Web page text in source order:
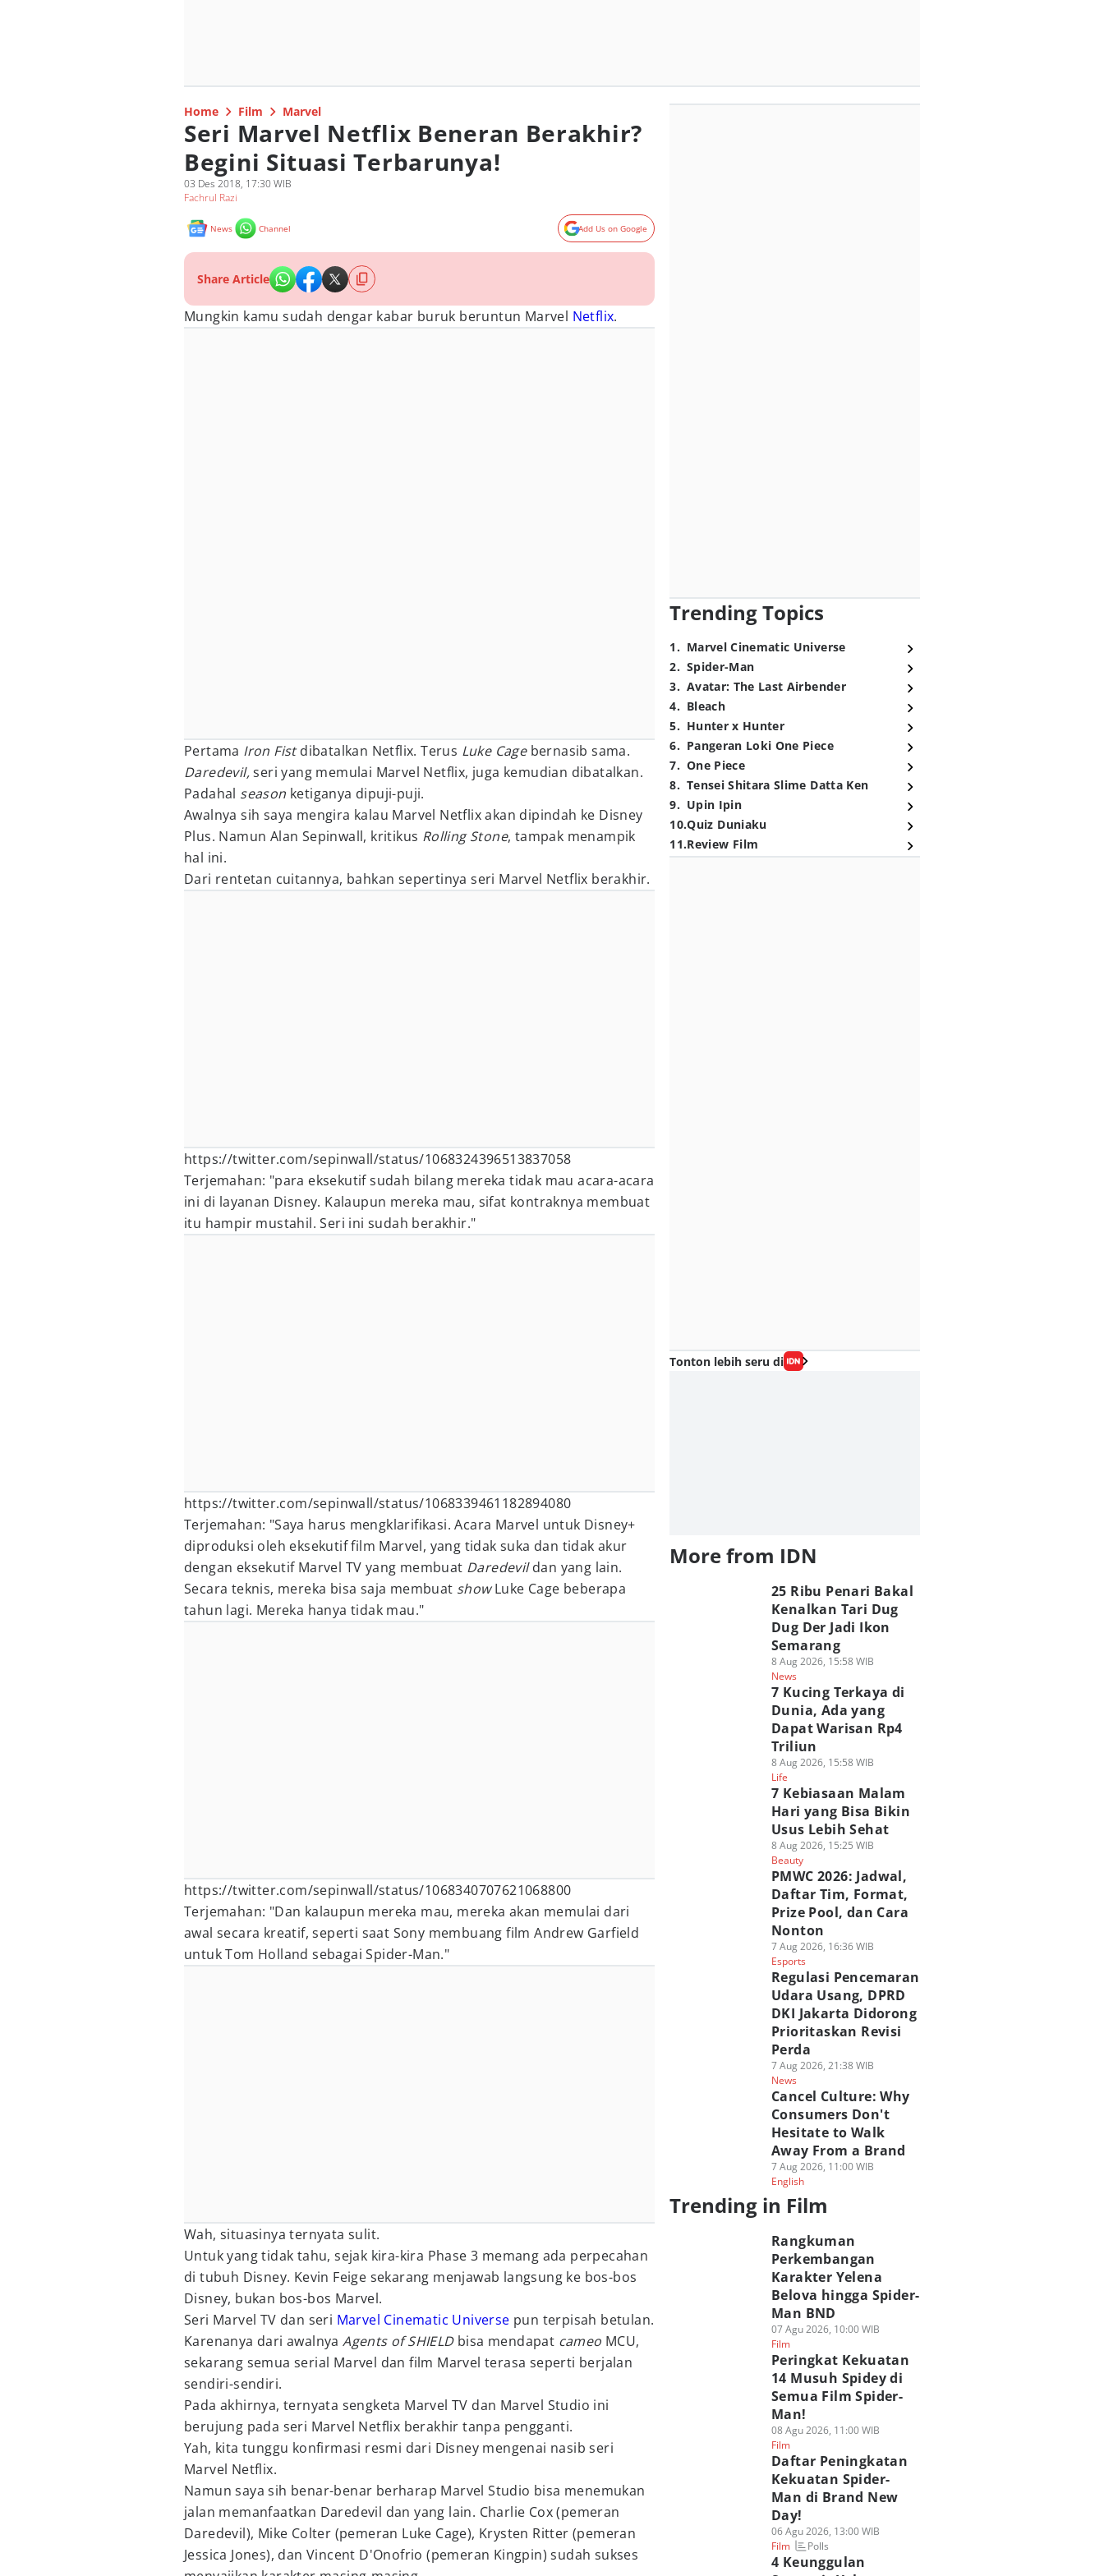
Home Film Marvel
Seri Marvel Netflix Beneran Berakhir?
Begini Situasi Terbarunya!
03 Des 2018, 17:30 WIB
Fachrul Razi
News Channel Add Us on Google
Share Article
Mungkin kamu sudah dengar kabar buruk beruntun Marvel Netflix.
Pertama Iron Fistdibatalkan Netflix. Terus Luke Cage bernasib sama.
Daredevil,seri yang memulai Marvel Netflix, juga kemudian dibatalkan.
Padahal season ketiganya dipuji-puji.
Awalnya sih saya mengira kalau Marvel Netflix akan dipindah ke Disney
Plus. Namun Alan Sepinwall, kritikus Rolling Stone, tampak menampik
hal ini.
Dari rentetan cuitannya, bahkan sepertinya seri Marvel Netflix berakhir.
https://twitter.com/sepinwall/status/1068324396513837058
Terjemahan: "para eksekutif sudah bilang mereka tidak mau acara-acara
ini di layanan Disney. Kalaupun mereka mau, sifat kontraknya membuat
itu hampir mustahil. Seri ini sudah berakhir."
https://twitter.com/sepinwall/status/1068339461182894080
Terjemahan: "Saya harus mengklarifikasi. Acara Marvel untuk Disney+
diproduksi oleh eksekutif film Marvel, yang tidak suka dan tidak akur
dengan eksekutif Marvel TV yang membuat Daredevildan yang lain.
Secara teknis, mereka bisa saja membuat showLuke Cage beberapa
tahun lagi. Mereka hanya tidak mau."
https://twitter.com/sepinwall/status/1068340707621068800
Terjemahan: "Dan kalaupun mereka mau, mereka akan memulai dari
awal secara kreatif, seperti saat Sony membuang film Andrew Garfield
untuk Tom Holland sebagai Spider-Man."
Wah, situasinya ternyata sulit.
Untuk yang tidak tahu, sejak kira-kira Phase 3 memang ada perpecahan
di tubuh Disney. Kevin Feige sekarang menjawab langsung ke bos-bos
Disney, bukan bos-bos Marvel.
Seri Marvel TV dan seri Marvel Cinematic Universe pun terpisah betulan.
Karenanya dari awalnyaAgents of SHIELD bisa mendapat cameo MCU,
sekarang semua serial Marvel dan film Marvel terasa seperti berjalan
sendiri-sendiri.
Pada akhirnya, ternyata sengketa Marvel TV dan Marvel Studio ini
berujung pada seri Marvel Netflix berakhir tanpa pengganti.
Yah, kita tunggu konfirmasi resmi dari Disney mengenai nasib seri
Marvel Netflix.
Namun saya sih benar-benar berharap Marvel Studio bisa menemukan
jalan memanfaatkan Daredevil dan yang lain. Charlie Cox (pemeran
Daredevil), Mike Colter (pemeran Luke Cage), Krysten Ritter (pemeran
Jessica Jones), dan Vincent D'Onofrio (pemeran Kingpin) sudah sukses
Trending Topics
1. Marvel Cinematic Universe
2. Spider-Man
3. Avatar: The Last Airbender
4. Bleach
5. Hunter x Hunter
6. Pangeran Loki One Piece
7. One Piece
8. Tensei Shitara Slime Datta Ken
9. Upin Ipin
10.Quiz Duniaku
11.Review Film
Tonton lebih seru di
More from IDN
25 Ribu Penari Bakal
Kenalkan Tari Dug
Dug Der Jadi Ikon
Semarang
8 Aug 2026, 15:58 WIB
News
7 Kucing Terkaya di
Dunia, Ada yang
Dapat Warisan Rp4
Triliun
8 Aug 2026, 15:58 WIB
Life
7 Kebiasaan Malam
Hari yang Bisa Bikin
Usus Lebih Sehat
8 Aug 2026, 15:25 WIB
Beauty
PMWC 2026: Jadwal,
Daftar Tim, Format,
Prize Pool, dan Cara
Nonton
7 Aug 2026, 16:36 WIB
Esports
Regulasi Pencemaran
Udara Usang, DPRD
DKI Jakarta Didorong
Prioritaskan Revisi
Perda
7 Aug 2026, 21:38 WIB
News
Cancel Culture: Why
Consumers Don't
Hesitate to Walk
Away From a Brand
7 Aug 2026, 11:00 WIB
English
Trending in Film
Rangkuman
Perkembangan
Karakter Yelena
Belova hingga Spider-
Man BND
07 Agu 2026, 10:00 WIB
Film
Peringkat Kekuatan
14 Musuh Spidey di
Semua Film Spider-
Man!
08 Agu 2026, 11:00 WIB
Film
Daftar Peningkatan
Kekuatan Spider-
Man di Brand New
Day!
06 Agu 2026, 13:00 WIB
Film
Polls
4 Keunggulan